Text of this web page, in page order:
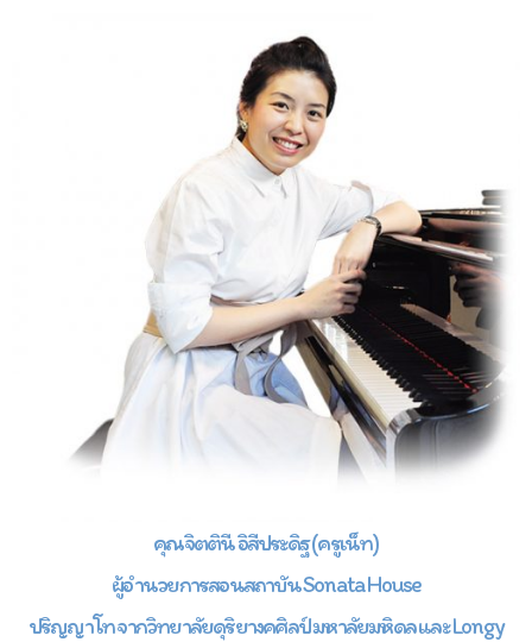
คุณจิตตินี อิสีประดิฐ (ครูเน็ท)
ผู้อำนวยการสอนสถาบัน Sonata House
ปริญญาโท จากวิทยาลัยดุริยางคศิลป์ มหาลัยมหิดล และ Longy